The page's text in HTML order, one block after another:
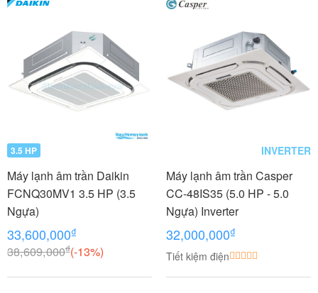
3.5 HP
Máy lạnh âm trần Daikin
FCNQ30MV1 3.5 HP (3.5
Ngựa)
33,600,000₫
38,609,000₫(-13%)
INVERTER
Máy lạnh âm trần Casper
CC-48IS35 (5.0 HP - 5.0
Ngựa) Inverter
32,000,000₫
Tiết kiệm điện